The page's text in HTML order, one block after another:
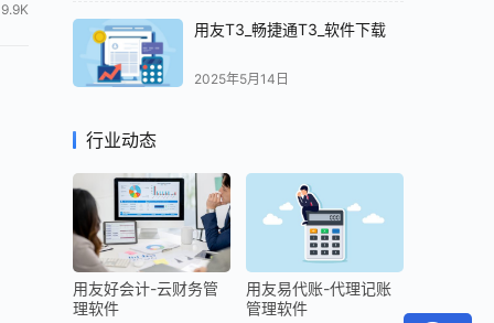
9.9K
用友T3_畅捷通T3_软件下载
2025年5月14日
行业动态
用友好会计-云财务管
理软件
用友易代账-代理记账
管理软件